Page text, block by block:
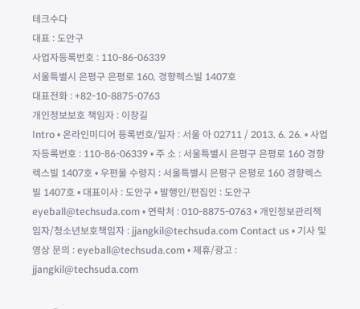
테크수다
대표 : 도안구
사업자등록번호 : 110-86-06339
서울특별시 은평구 은평로 160, 경향렉스빌 1407호
대표전화 : +82-10-8875-0763
개인정보보호 책임자 : 이창길
Intro • 온라인미디어 등록번호/일자 : 서울 아 02711 / 2013. 6. 26. • 사업
자등록번호 : 110-86-06339 • 주 소 : 서울특별시 은평구 은평로 160 경향
렉스빌 1407호 • 우편물 수령지 : 서울특별시 은평구 은평로 160 경향렉스
빌 1407호 • 대표이사 : 도안구 • 발행인/편집인 : 도안구
eyeball@techsuda.com • 연락처 : 010-8875-0763 • 개인정보관리책
임자/청소년보호책임자 : jjangkil@techsuda.com Contact us • 기사 및
영상 문의 : eyeball@techsuda.com • 제휴/광고 :
jjangkil@techsuda.com